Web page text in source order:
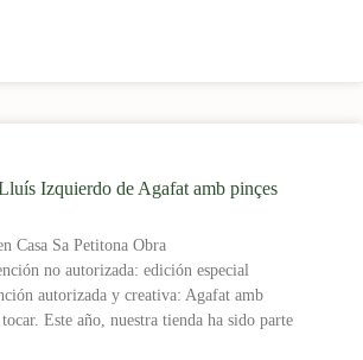
Izquierdo de Agafat amb pinçes
Casa Sa Petitona Obra
no autorizada: edición especial
autorizada y creativa: Agafat amb
Este año, nuestra tienda ha sido parte